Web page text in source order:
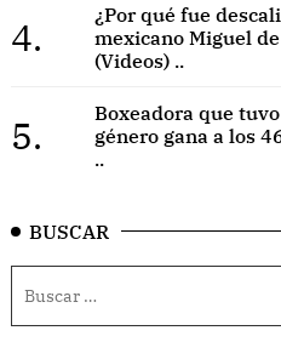
4.
¿Por qué fue
mexicano Miguel
(Videos) ..
5.
Boxeadora que
género gana a los
..
BUSCAR